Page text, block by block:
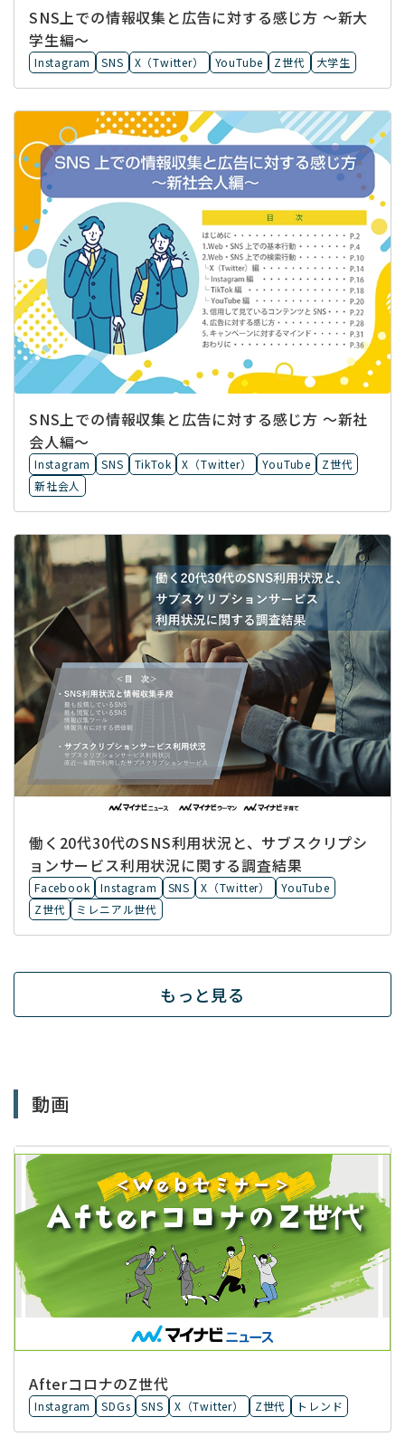
SNS上での情報収集と広告に対する感じ方 ～新大
学生編～
Instagram SNS X（Twitter） YouTube Z世代 大学生
SNS上での情報収集と広告に対する感じ方 ～新社
会人編～
Instagram SNS TikTok X（Twitter） YouTube
Z世代
新社会人
働く20代30代のSNS利用状況と、サブスクリプシ
ョンサービス利用状況に関する調査結果
Facebook Instagram SNS X（Twitter）
YouTube
Z世代
ミレニアル世代
もっと見る
動画
AfterコロナのZ世代
Instagram SDGs SNS X（Twitter） Z世代 トレンド